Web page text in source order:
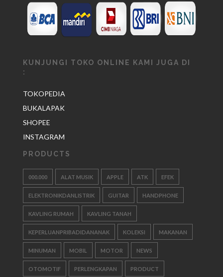
KUNJUNGI TOKO ONLINE KAMI JUGA DI
:
TOKOPEDIA
BUKALAPAK
SHOPEE
INSTAGRAM
PRODUCTS
000.000 ALAT MUSIK APPLE ATK EFEK
ELEKTRONIKDANLISTRIK GUITAR HANDPHONE
KAVLING RUMAH KAVLING TANAH
KEPERLUANPRIBADIDANANAK KOLEKSI MAKANAN
MINUMAN MOBIL MOTOR NEWS
OTOMOTIF PERLENGKAPAN PRODUCT